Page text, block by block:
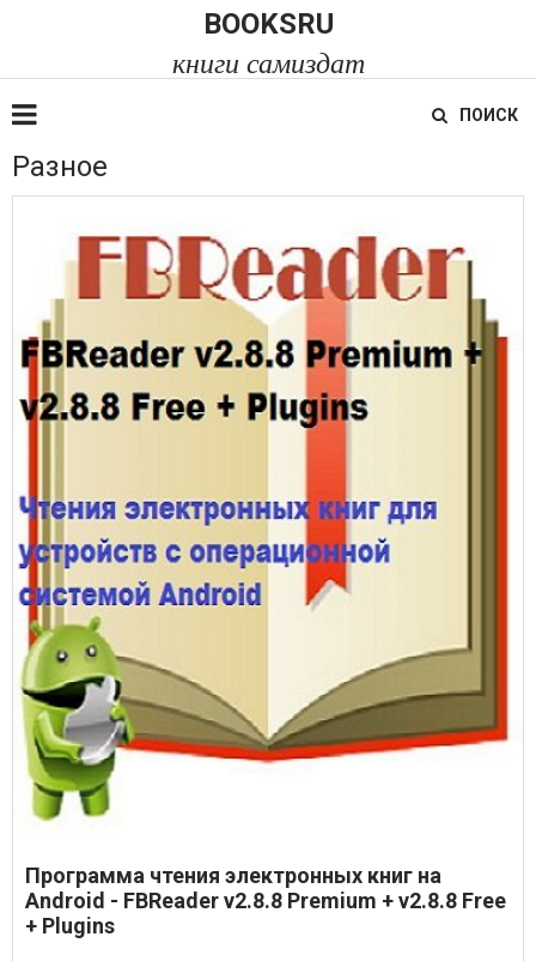
BOOKSRU
книги самиздат
ПОИСК
Разное
Программа чтения электронных книг на
Android - FBReader v2.8.8 Premium + v2.8.8 Free
+ Plugins